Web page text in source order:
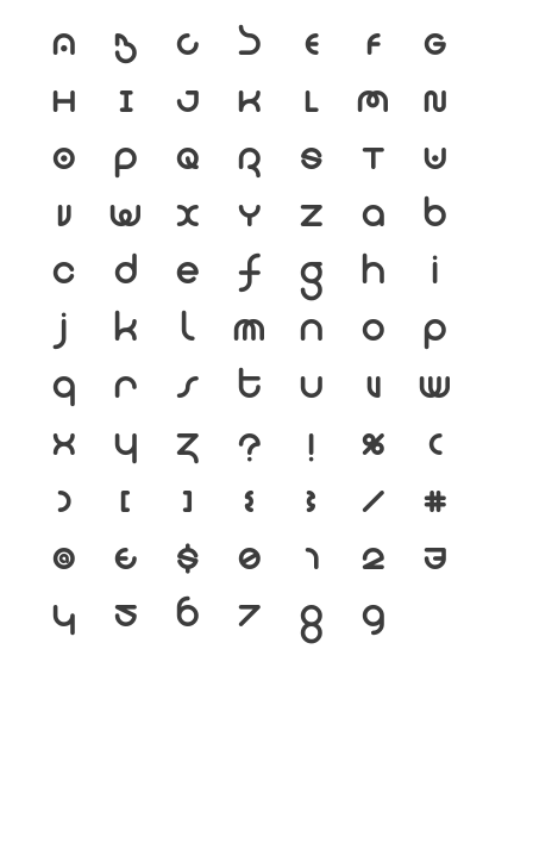
A B C D E F G
H I J K L M N
O P Q R S T U
V W X Y Z a b
c d e f g h i
j k l m n o p
q r s t u v w
x y z ? ! % (
) [ ] { } / #
@ & $ 0 1 2 3
4 5 6 7 8 9